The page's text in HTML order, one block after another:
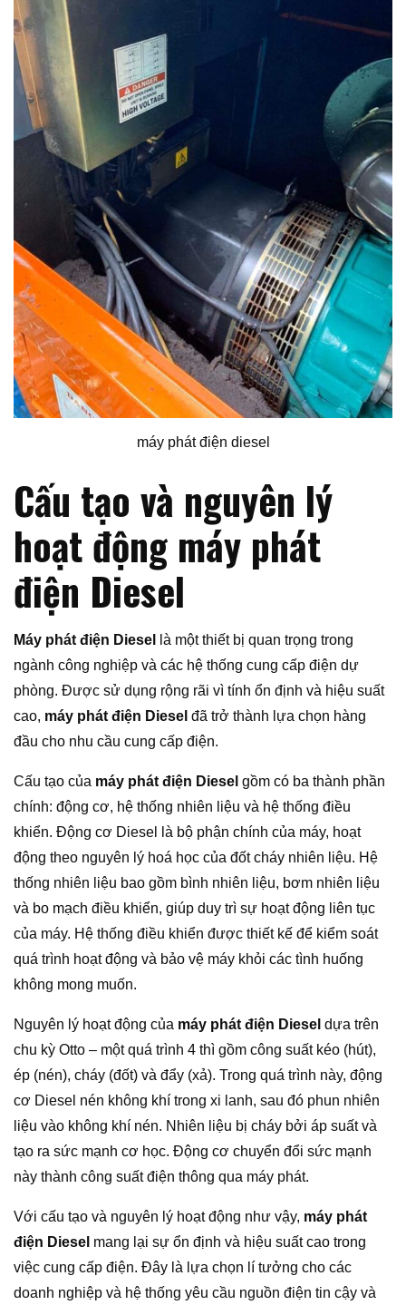
máy phát điện diesel
Cấu tạo và nguyên lý
hoạt động máy phát
điện Diesel
Máy phát điện Diesel
là một thiết bị quan trọng trong
ngành công nghiệp và các hệ thống cung cấp điện dự
phòng. Được sử dụng rộng rãi vì tính ổn định và hiệu suất
cao, máy phát điện Diesel đã trở thành lựa chọn hàng
đầu cho nhu cầu cung cấp điện.
Cấu tạo của máy phát điện Diesel gồm có ba thành phần
chính: động cơ, hệ thống nhiên liệu và hệ thống điều
khiển. Động cơ Diesel là bộ phận chính của máy, hoạt
động theo nguyên lý hoá học của đốt cháy nhiên liệu. Hệ
thống nhiên liệu bao gồm bình nhiên liệu, bơm nhiên liệu
và bo mạch điều khiển, giúp duy trì sự hoạt động liên tục
của máy. Hệ thống điều khiển được thiết kế để kiểm soát
quá trình hoạt động và bảo vệ máy khỏi các tình huống
không mong muốn.
Nguyên lý hoạt động của máy phát điện Diesel dựa trên
chu kỳ Otto – một quá trình 4 thì gồm công suất kéo (hút),
ép (nén), cháy (đốt) và đẩy (xả). Trong quá trình này, động
cơ Diesel nén không khí trong xi lanh, sau đó phun nhiên
liệu vào không khí nén. Nhiên liệu bị cháy bởi áp suất và
tạo ra sức mạnh cơ học. Động cơ chuyển đổi sức mạnh
này thành công suất điện thông qua máy phát.
Với cấu tạo và nguyên lý hoạt động như vậy, máy phát
điện Diesel mang lại sự ổn định và hiệu suất cao trong
việc cung cấp điện. Đây là lựa chọn lí tưởng cho các
doanh nghiệp và hệ thống yêu cầu nguồn điện tin cậy và